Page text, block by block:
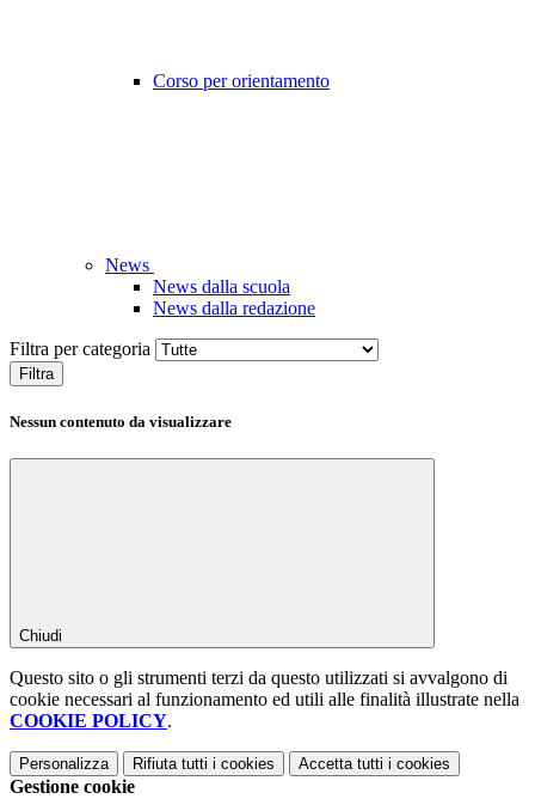
Corso per orientamento
News
News dalla scuola
News dalla redazione
Filtra per categoria
Filtra
Nessun contenuto da visualizzare
Chiudi
Questo sito o gli strumenti terzi da questo utilizzati si avvalgono di
cookie necessari al funzionamento ed utili alle finalità illustrate nella
COOKIE POLICY.
Personalizza Rifiuta tutti i cookies Accetta tutti i cookies
Gestione cookie